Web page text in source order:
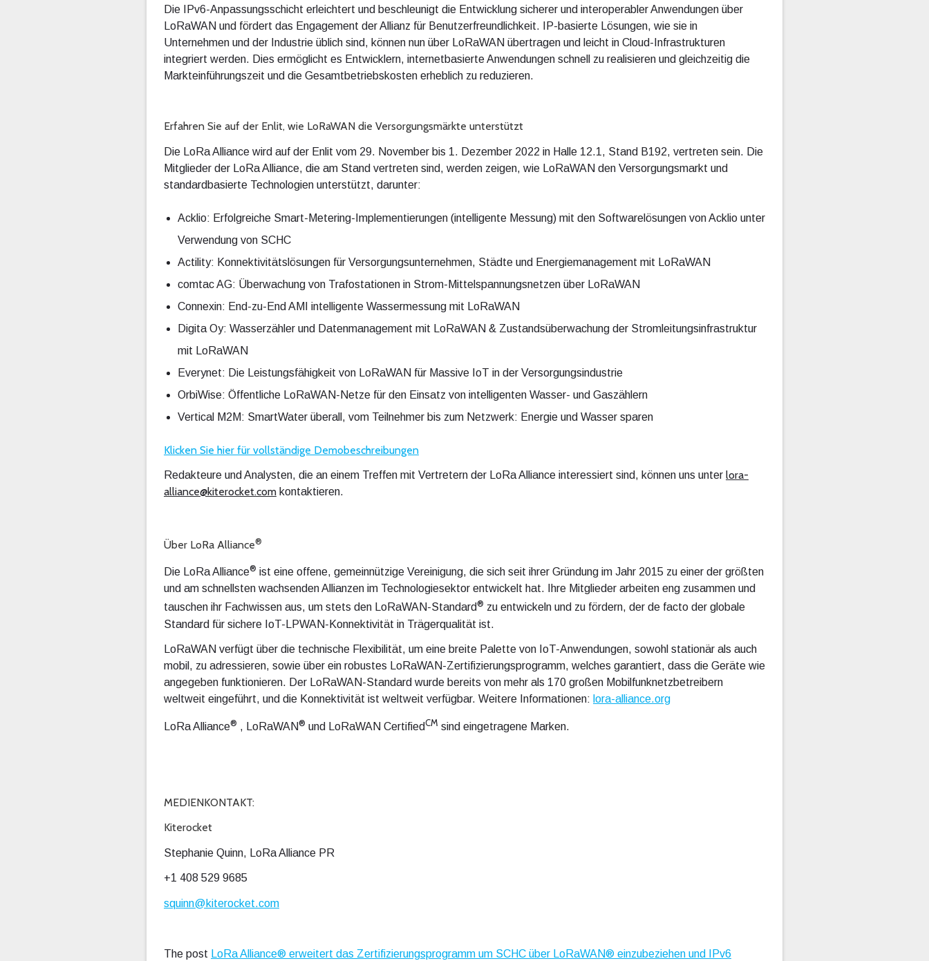
Die IPv6-Anpassungsschicht erleichtert und beschleunigt die Entwicklung sicherer und interoperabler Anwendungen über
LoRaWAN und fördert das Engagement der Allianz für Benutzerfreundlichkeit. IP-basierte Lösungen, wie sie in
Unternehmen und der Industrie üblich sind, können nun über LoRaWAN übertragen und leicht in Cloud-Infrastrukturen
integriert werden. Dies ermöglicht es Entwicklern, internetbasierte Anwendungen schnell zu realisieren und gleichzeitig die
Markteinführungszeit und die Gesamtbetriebskosten erheblich zu reduzieren.
Erfahren Sie auf der Enlit, wie LoRaWAN die Versorgungsmärkte unterstützt
Die LoRa Alliance wird auf der Enlit vom 29. November bis 1. Dezember 2022 in Halle 12.1, Stand B192, vertreten sein. Die
Mitglieder der LoRa Alliance, die am Stand vertreten sind, werden zeigen, wie LoRaWAN den Versorgungsmarkt und
standardbasierte Technologien unterstützt, darunter:
Acklio: Erfolgreiche Smart-Metering-Implementierungen (intelligente Messung) mit den Softwarelösungen von Acklio unter
Verwendung von SCHC
Actility: Konnektivitätslösungen für Versorgungsunternehmen, Städte und Energiemanagement mit LoRaWAN
comtac AG: Überwachung von Trafostationen in Strom-Mittelspannungsnetzen über LoRaWAN
Connexin: End-zu-End AMI intelligente Wassermessung mit LoRaWAN
Digita Oy: Wasserzähler und Datenmanagement mit LoRaWAN & Zustandsüberwachung der Stromleitungsinfrastruktur
mit LoRaWAN
Everynet: Die Leistungsfähigkeit von LoRaWAN für Massive IoT in der Versorgungsindustrie
OrbiWise: Öffentliche LoRaWAN-Netze für den Einsatz von intelligenten Wasser- und Gaszählern
Vertical M2M: SmartWater überall, vom Teilnehmer bis zum Netzwerk: Energie und Wasser sparen
Klicken Sie hier für vollständige Demobeschreibungen
Redakteure und Analysten, die an einem Treffen mit Vertretern der LoRa Alliance interessiert sind, können uns unter lora-
alliance@kiterocket.com kontaktieren.
Über LoRa Alliance®
Die LoRa Alliance® ist eine offene, gemeinnützige Vereinigung, die sich seit ihrer Gründung im Jahr 2015 zu einer der größten
und am schnellsten wachsenden Allianzen im Technologiesektor entwickelt hat. Ihre Mitglieder arbeiten eng zusammen und
tauschen ihr Fachwissen aus, um stets den LoRaWAN-Standard® zu entwickeln und zu fördern, der de facto der globale
Standard für sichere IoT-LPWAN-Konnektivität in Trägerqualität ist.
LoRaWAN verfügt über die technische Flexibilität, um eine breite Palette von IoT-Anwendungen, sowohl stationär als auch
mobil, zu adressieren, sowie über ein robustes LoRaWAN-Zertifizierungsprogramm, welches garantiert, dass die Geräte wie
angegeben funktionieren. Der LoRaWAN-Standard wurde bereits von mehr als 170 großen Mobilfunknetzbetreibern
weltweit eingeführt, und die Konnektivität ist weltweit verfügbar. Weitere Informationen: lora-alliance.org
LoRa Alliance® , LoRaWAN® und LoRaWAN CertifiedCM sind eingetragene Marken.
MEDIENKONTAKT:
Kiterocket
Stephanie Quinn, LoRa Alliance PR
+1 408 529 9685
squinn@kiterocket.com
The post LoRa Alliance® erweitert das Zertifizierungsprogramm um SCHC über LoRaWAN® einzubeziehen und IPv6